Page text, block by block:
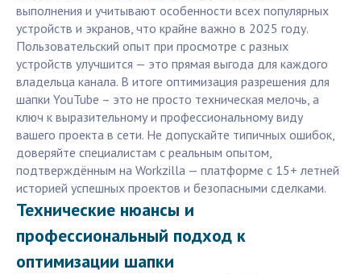
выполнения и учитывают особенности всех популярных
устройств и экранов, что крайне важно в 2025 году.
Пользовательский опыт при просмотре с разных
устройств улучшится — это прямая выгода для каждого
владельца канала. В итоге оптимизация разрешения для
шапки YouTube – это не просто техническая мелочь, а
ключ к выразительному и профессиональному виду
вашего проекта в сети. Не допускайте типичных ошибок,
доверяйте специалистам с реальным опытом,
подтверждённым на Workzilla — платформе с 15+ летней
историей успешных проектов и безопасными сделками.
Технические нюансы и
профессиональный подход к
оптимизации шапки